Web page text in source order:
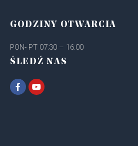
GODZINY OTWARCIA
PON- PT 07:30 – 16:00
ŚLEDŹ NAS